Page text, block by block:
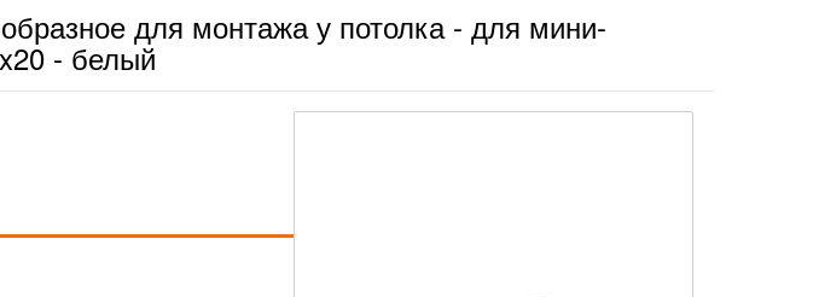
для монтажа у потолка - для мини-
- белый